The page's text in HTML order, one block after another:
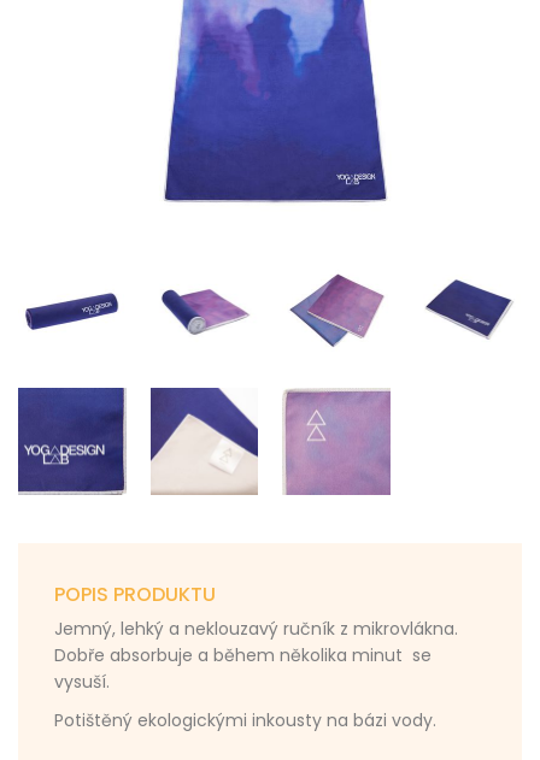
POPIS PRODUKTU
Jemný, lehký a neklouzavý ručník z mikrovlákna.
Dobře absorbuje a během několika minut se
vysuší.
Potištěný ekologickými inkousty na bázi vody.